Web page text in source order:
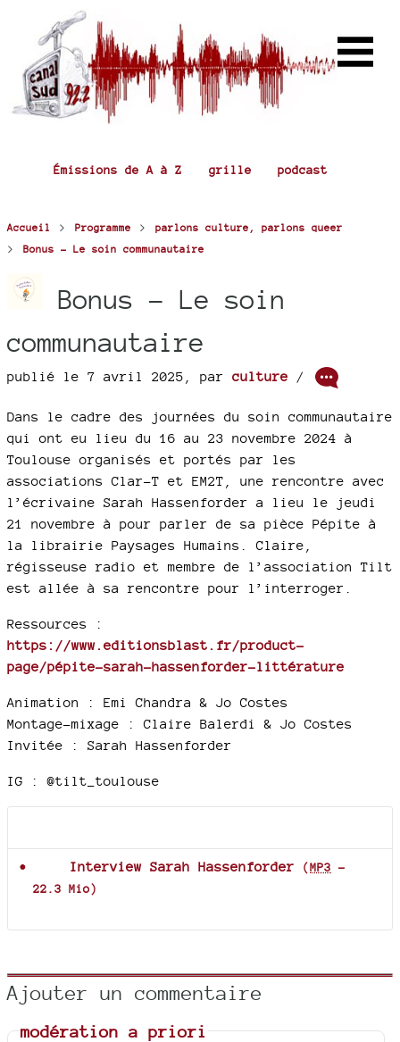
Émissions de A à Z grille podcast
Accueil > Programme > parlons culture, parlons queer
> Bonus - Le soin communautaire
Bonus - Le soin
communautaire
publié le 7 avril 2025 par culture /
Dans le cadre des journées du soin communautaire
qui ont eu lieu du 16 au 23 novembre 2024 à
Toulouse organisés et portés par les
associations Clar-T et EM2T, une rencontre avec
l’écrivaine Sarah Hassenforder a lieu le jeudi
21 novembre à pour parler de sa pièce Pépite à
la librairie Paysages Humains. Claire,
régisseuse radio et membre de l’association Tilt
est allée à sa rencontre pour l’interroger.
Ressources :
https://www.editionsblast.fr/product-
page/pépite-sarah-hassenforder-littérature⁠
Animation : Emi Chandra & Jo Costes
Montage-mixage : Claire Balerdi & Jo Costes
Invitée : Sarah Hassenforder
IG : @tilt_toulouse
Interview Sarah Hassenforder (MP3 -
22.3 Mio)
Ajouter un commentaire
modération a priori